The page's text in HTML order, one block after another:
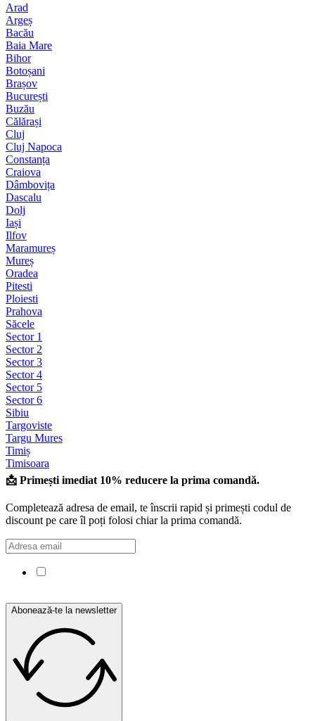
Arad
Argeș
Bacău
Baia Mare
Bihor
Botoșani
Brașov
București
Buzău
Călărași
Cluj
Cluj Napoca
Constanța
Craiova
Dâmbovița
Dascalu
Dolj
Iași
Ilfov
Maramureș
Mureș
Oradea
Pitesti
Ploiesti
Prahova
Săcele
Sector 1
Sector 2
Sector 3
Sector 4
Sector 5
Sector 6
Sibiu
Targoviste
Targu Mures
Timiș
Timisoara
📩 Primești imediat 10% reducere la prima comandă.
Completează adresa de email, te înscrii rapid și primești codul de
discount pe care îl poți folosi chiar la prima comandă.
Abonează-te la newsletter